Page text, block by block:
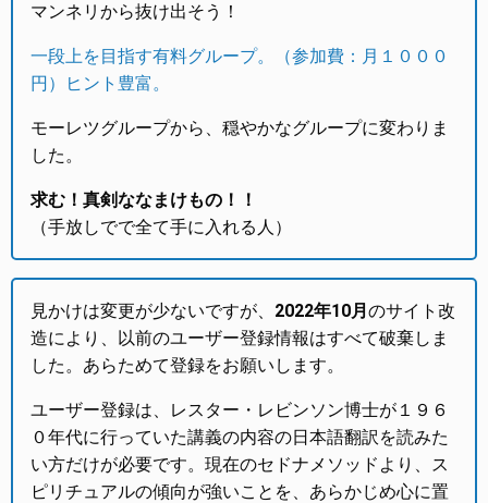
マンネリから抜け出そう！
一段上を目指す有料グループ。（参加費：月１０００
円）ヒント豊富。
モーレツグループから、穏やかなグループに変わりま
した。
求む！真剣ななまけもの！！
（手放しでで全て手に入れる人）
見かけは変更が少ないですが、 2022年10月 のサイト改
造により、以前のユーザー登録情報はすべて破棄しま
した。あらためて登録をお願いします。
ユーザー登録は、レスター・レビンソン博士が１９６
０年代に行っていた講義の内容の日本語翻訳を読みた
い方だけが必要です。現在のセドナメソッドより、ス
ピリチュアルの傾向が強いことを、あらかじめ心に置